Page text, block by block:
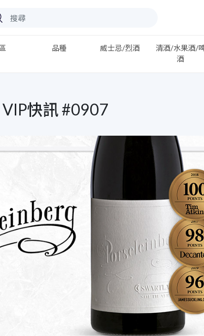
品種 威士忌/烈酒
清酒/水果酒/
酒
VIP快訊 #0907